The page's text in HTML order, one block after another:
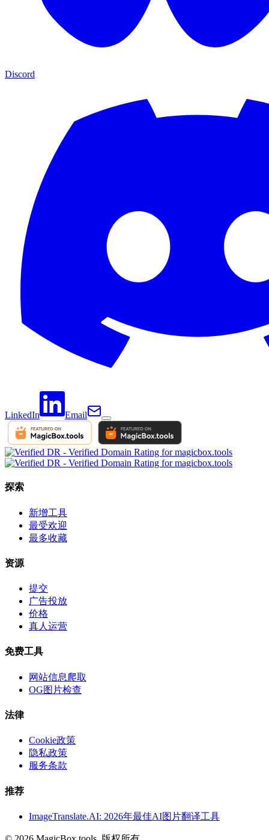
Discord
LinkedIn Email
探索
新增工具
最受欢迎
最多收藏
资源
提交
广告投放
价格
真人运营
免费工具
网站信息爬取
OG图片检查
法律
Cookie政策
隐私政策
服务条款
推荐
ImageTranslate.AI: 2026年最佳AI图片翻译工具